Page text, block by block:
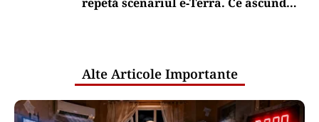
Alte Articole Importante